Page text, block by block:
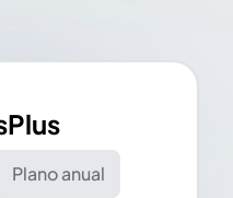
Plano anual